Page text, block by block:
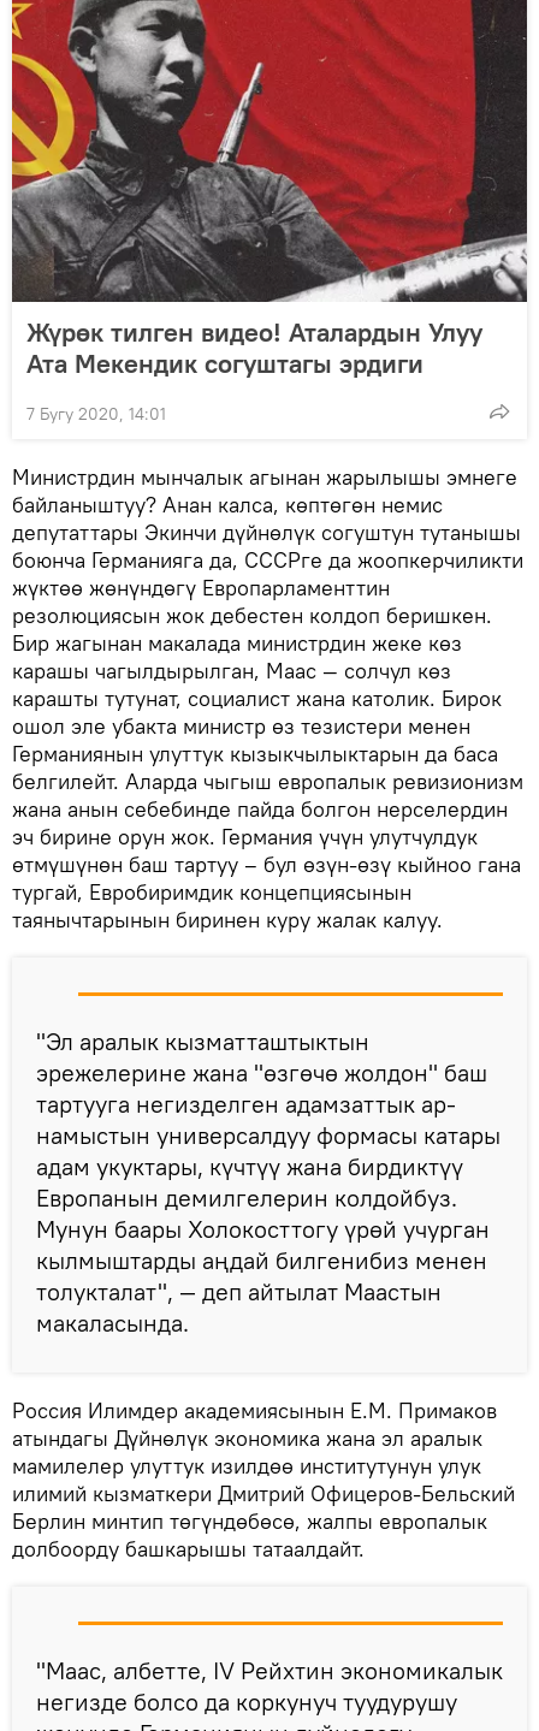
Жүрөк тилген видео! Аталардын Улуу
Ата Мекендик согуштагы эрдиги
7 Бугу 2020, 14:01
Министрдин мынчалык агынан жарылышы эмнеге
байланыштуу? Анан калса, көптөгөн немис
депутаттары Экинчи дүйнөлүк согуштун тутанышы
боюнча Германияга да, СССРге да жоопкерчиликти
жүктөө жөнүндөгү Европарламенттин
резолюциясын жок дебестен колдоп беришкен.
Бир жагынан макалада министрдин жеке көз
карашы чагылдырылган, Маас — солчул көз
карашты тутунат, социалист жана католик. Бирок
ошол эле убакта министр өз тезистери менен
Германиянын улуттук кызыкчылыктарын да баса
белгилейт. Аларда чыгыш европалык ревизионизм
жана анын себебинде пайда болгон нерселердин
эч бирине орун жок. Германия үчүн улутчулдук
өтмүшүнөн баш тартуу – бул өзүн-өзү кыйноо гана
тургай, Евробиримдик концепциясынын
таянычтарынын биринен куру жалак калуу.
"Эл аралык кызматташтыктын
эрежелерине жана "өзгөчө жолдон" баш
тартууга негизделген адамзаттык ар-
намыстын универсалдуу формасы катары
адам укуктары, күчтүү жана бирдиктүү
Европанын демилгелерин колдойбуз.
Мунун баары Холокосттогу үрөй учурган
кылмыштарды аңдай билгенибиз менен
толукталат", — деп айтылат Маастын
макаласында.
Россия Илимдер академиясынын Е.М. Примаков
атындагы Дүйнөлүк экономика жана эл аралык
мамилелер улуттук изилдөө институтунун улук
илимий кызматкери Дмитрий Офицеров-Бельский
Берлин минтип төгүндөбөсө, жалпы европалык
долбоорду башкарышы татаалдайт.
"Маас, албетте, IV Рейхтин экономикалык
негизде болсо да коркунуч туудурушу